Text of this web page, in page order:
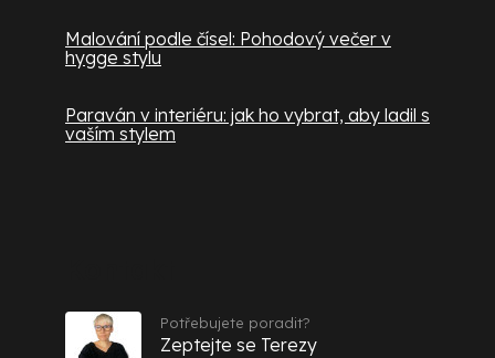
Malování podle čísel: Pohodový večer v
hygge stylu
Paraván v interiéru: jak ho vybrat, aby ladil s
vaším stylem
Potřebujete poradit?
Zeptejte se Terezy